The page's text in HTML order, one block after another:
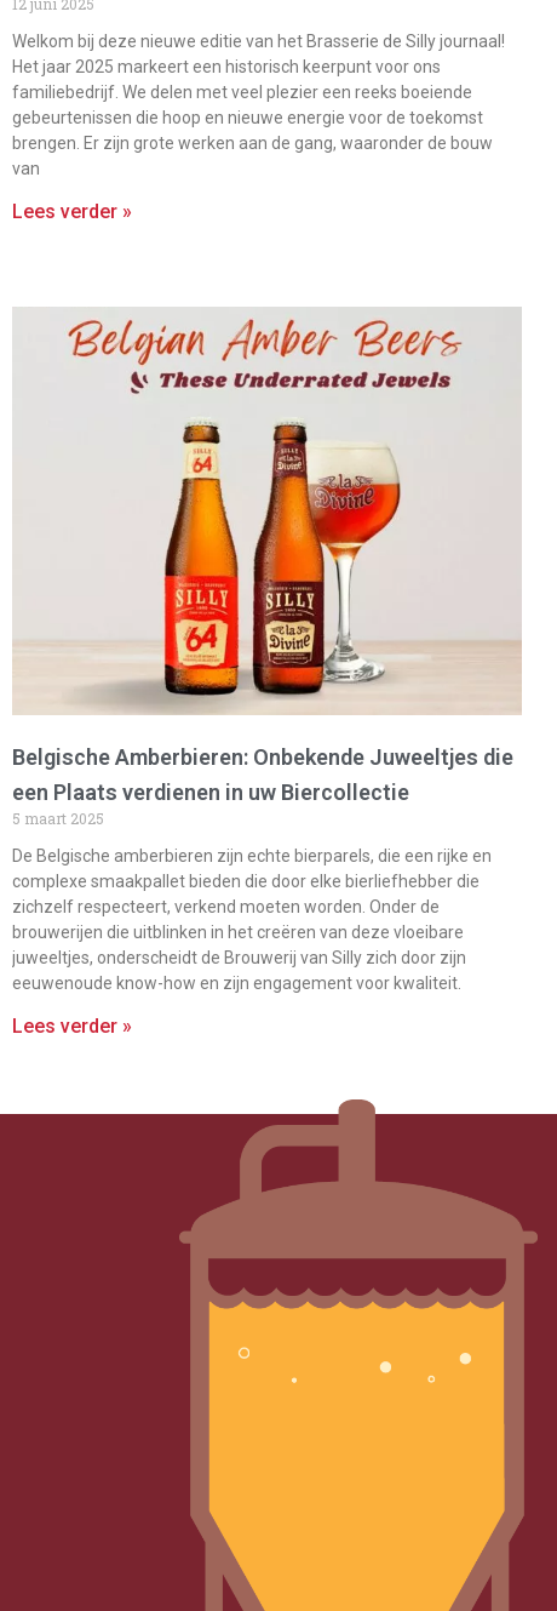
Welkom bij deze nieuwe editie van het Brasserie de Silly journaal!
Het jaar 2025 markeert een historisch keerpunt voor ons
familiebedrijf. We delen met veel plezier een reeks boeiende
gebeurtenissen die hoop en nieuwe energie voor de toekomst
brengen. Er zijn grote werken aan de gang, waaronder de bouw
van
Lees verder »
Belgische Amberbieren: Onbekende Juweeltjes die
een Plaats verdienen in uw Biercollectie
5 maart 2025
De Belgische amberbieren zijn echte bierparels, die een rijke en
complexe smaakpallet bieden die door elke bierliefhebber die
zichzelf respecteert, verkend moeten worden. Onder de
brouwerijen die uitblinken in het creëren van deze vloeibare
juweeltjes, onderscheidt de Brouwerij van Silly zich door zijn
eeuwenoude know-how en zijn engagement voor kwaliteit.
Lees verder »
Session IPA: het perfecte bier voor hopliefhebbers,
maar wat maakt het anders dan traditionele IPA’s?